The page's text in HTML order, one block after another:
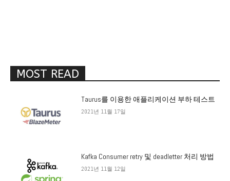
MOST READ
Taurus를 이용한 애플리케이션 부하 테스트
2021년 11월 17일
Kafka Consumer retry 및 deadletter 처리 방법
2021년 11월 12일